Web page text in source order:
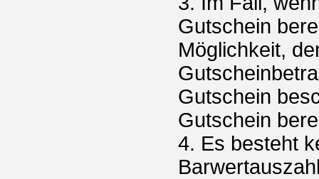
Gutschein
Möglichkeit,
Gutschein
Gutschein
4. Es besteht